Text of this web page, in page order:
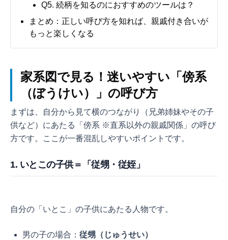
Q5. 続柄を知るのにおすすめのツールは？
まとめ：正しい呼び方を知れば、親戚付き合いが
もっと楽しくなる
家系図で見る！迷いやすい「傍系
（ぼうけい）」の呼び方
まずは、自分から見て横のつながり（兄弟姉妹やその子
供など）にあたる「傍系 ※直系以外の親戚関係」の呼び
方です。ここが一番混乱しやすいポイントです。
1. いとこの子供＝「従甥・従姪」
自分の「いとこ」の子供にあたる人物です。
男の子の場合： 従甥（じゅうせい）